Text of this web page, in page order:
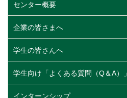
センター概要
企業の皆さまへ
学生の皆さんへ
学生向け「よくある質問（Q＆A）」
インターンシップ